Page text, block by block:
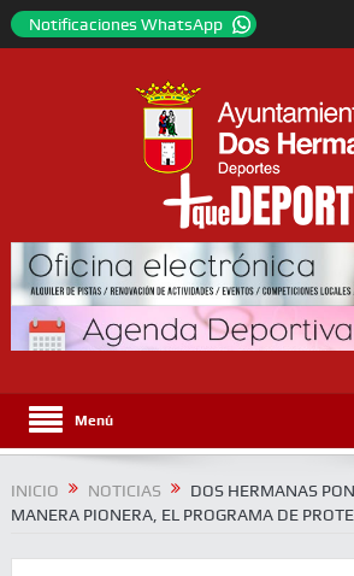
Notificaciones WhatsApp
Menú
INICIO NOTICIAS
DOS HERMANAS
MANERA PIONERA, EL PROGRAMA DE